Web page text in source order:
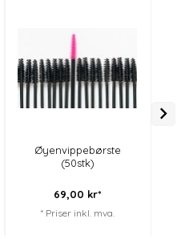
Øyenvippebørste
(50stk)
69,00 kr*
* Priser inkl. mva.